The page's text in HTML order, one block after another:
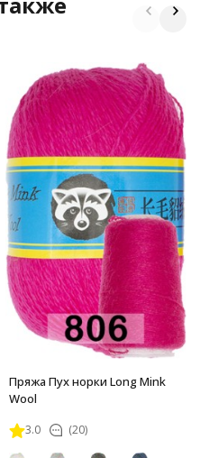
Пряжа Пух норки Long Mink
Wool
3.0 (20)